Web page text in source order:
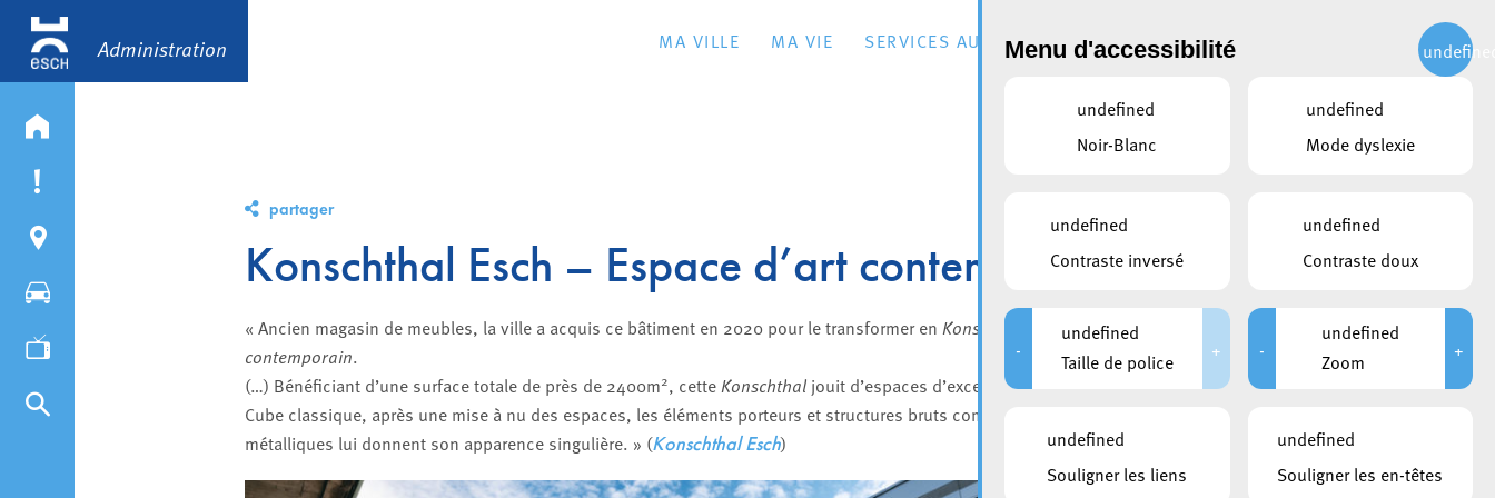
Administration MA VILLE MA VIE SERVICES AU CITOYEN ACTUALITÉS PUBLICATIONS CONTACT
partager
Konschthal Esch – Espace d’art contemporain
« Ancien magasin de meubles, la ville a acquis ce bâtiment en 2020 pour le transformer en Konschthal Esch – Espace d’art
contemporain.
(…) Bénéficiant d’une surface totale de près de 2400m2, cette Konschthal jouit d’espaces d’exception sur 4 niveaux. Loin du White
Cube classique, après une mise à nu des espaces, les éléments porteurs et structures bruts comme les dalles en béton et poutres
métalliques lui donnent son apparence singulière. » (Konschthal Esch)
Menu d'accessibilité
undefined
Noir-Blanc
undefined
Mode dyslexie
undefined
Contraste inversé
undefined
Contraste doux
-
undefined
Taille de police
+ -
undefined
Zoom
+
undefined
Souligner les liens
undefined
Souligner les en-têtes